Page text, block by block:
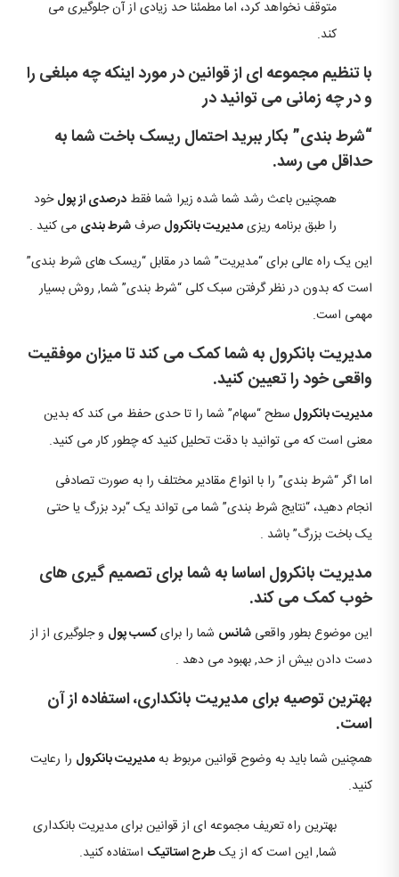
متوقف نخواهد کرد، اما مطمئنا حد زیادی از آن جلوگیری می
کند.
با تنظیم مجموعه ای از قوانین در مورد اینکه چه مبلغی را
و در چه زمانی می توانید در
“شرط بندی” بکار ببرید احتمال ریسک باخت شما به
حداقل می رسد.
همچنین باعث رشد شما شده زیرا شما فقط درصدی از پولخود
را طبق برنامه ریزیمدیریت بانکرول صرفشرط بندی می کنید .
این یک راه عالی برای “مدیریت” شما در مقابل “ریسک های شرط بندی”
است که بدون در نظر گرفتن سبک کلی “شرط بندی” شما, روش بسیار
مهمی است.
مدیریت بانکرول به شما کمک می کند تا میزان موفقیت
واقعی خود را تعیین کنید.
مدیریت بانکرول سطح “سهام” شما را تا حدی حفظ می کند که بدین
معنی است که می توانید با دقت تحلیل کنید که چطور کار می کنید.
اما اگر “شرط بندی” را با انواع مقادیر مختلف را به صورت تصادفی
انجام دهید، “نتایج شرط بندی” شما می تواند یک “برد بزرگ یا حتی
یک باخت بزرگ” باشد .
مدیریت بانکرول اساسا به شما برای تصمیم گیری های
خوب کمک می کند.
این موضوع بطور واقعی شانس شما را برایکسب پول و جلوگیری از از
دست دادن بیش از حد, بهبود می دهد .
بهترین توصیه برای مدیریت بانکداری، استفاده از آن
است.
همچنین شما باید به وضوح قوانین مربوط بهمدیریت بانکرول را رعایت
کنید.
بهترین راه تعریف مجموعه ای از قوانین برای مدیریت بانکداری
شما, این است که از یکطرح استاتیک استفاده کنید.